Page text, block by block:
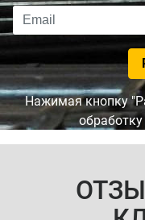
Нажимая кнопку